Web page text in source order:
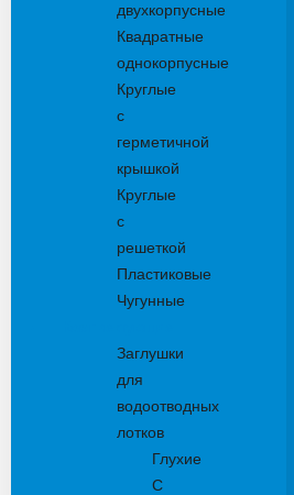
двухкорпусные
Квадратные
однокорпусные
Круглые
с
герметичной
крышкой
Круглые
с
решеткой
Пластиковые
Чугунные
Заглушки
для
водоотводных
лотков
Глухие
С